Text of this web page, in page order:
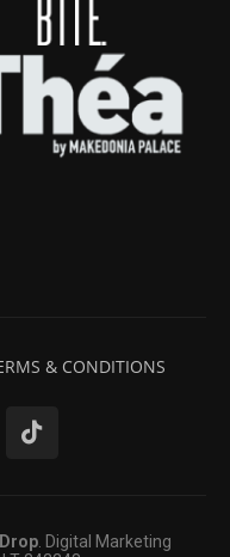
& CONDITIONS
Drop . Digital Marketing